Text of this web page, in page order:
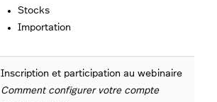
Stocks
Importation
Inscription et participation au webinaire
Comment configurer votre compte